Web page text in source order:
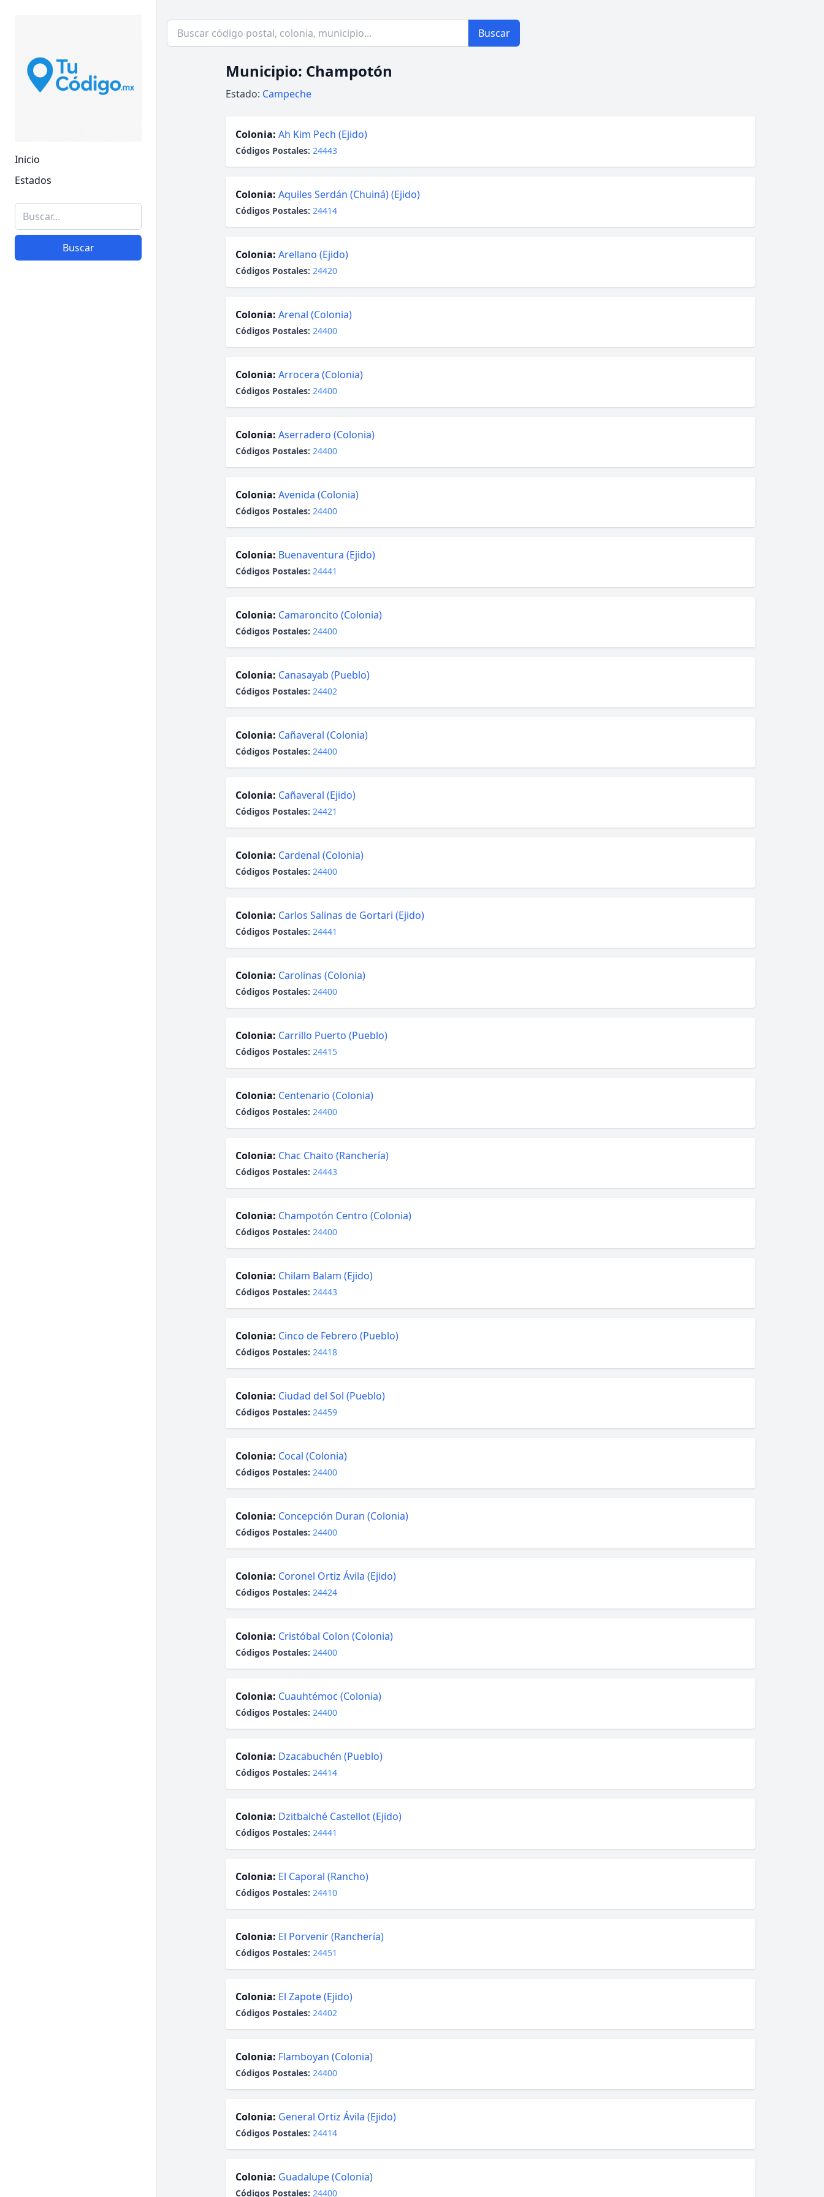
Inicio
Estados
Buscar
Buscar
Municipio: Champotón
Estado: Campeche
Colonia: Ah Kim Pech (Ejido)
Códigos Postales: 24443
Colonia: Aquiles Serdán (Chuiná) (Ejido)
Códigos Postales: 24414
Colonia: Arellano (Ejido)
Códigos Postales: 24420
Colonia: Arenal (Colonia)
Códigos Postales: 24400
Colonia: Arrocera (Colonia)
Códigos Postales: 24400
Colonia: Aserradero (Colonia)
Códigos Postales: 24400
Colonia: Avenida (Colonia)
Códigos Postales: 24400
Colonia: Buenaventura (Ejido)
Códigos Postales: 24441
Colonia: Camaroncito (Colonia)
Códigos Postales: 24400
Colonia: Canasayab (Pueblo)
Códigos Postales: 24402
Colonia: Cañaveral (Colonia)
Códigos Postales: 24400
Colonia: Cañaveral (Ejido)
Códigos Postales: 24421
Colonia: Cardenal (Colonia)
Códigos Postales: 24400
Colonia: Carlos Salinas de Gortari (Ejido)
Códigos Postales: 24441
Colonia: Carolinas (Colonia)
Códigos Postales: 24400
Colonia: Carrillo Puerto (Pueblo)
Códigos Postales: 24415
Colonia: Centenario (Colonia)
Códigos Postales: 24400
Colonia: Chac Chaito (Ranchería)
Códigos Postales: 24443
Colonia: Champotón Centro (Colonia)
Códigos Postales: 24400
Colonia: Chilam Balam (Ejido)
Códigos Postales: 24443
Colonia: Cinco de Febrero (Pueblo)
Códigos Postales: 24418
Colonia: Ciudad del Sol (Pueblo)
Códigos Postales: 24459
Colonia: Cocal (Colonia)
Códigos Postales: 24400
Colonia: Concepción Duran (Colonia)
Códigos Postales: 24400
Colonia: Coronel Ortiz Ávila (Ejido)
Códigos Postales: 24424
Colonia: Cristóbal Colon (Colonia)
Códigos Postales: 24400
Colonia: Cuauhtémoc (Colonia)
Códigos Postales: 24400
Colonia: Dzacabuchén (Pueblo)
Códigos Postales: 24414
Colonia: Dzitbalché Castellot (Ejido)
Códigos Postales: 24441
Colonia: El Caporal (Rancho)
Códigos Postales: 24410
Colonia: El Porvenir (Ranchería)
Códigos Postales: 24451
Colonia: El Zapote (Ejido)
Códigos Postales: 24402
Colonia: Flamboyan (Colonia)
Códigos Postales: 24400
Colonia: General Ortiz Ávila (Ejido)
Códigos Postales: 24414
Colonia: Guadalupe (Colonia)
Códigos Postales: 24400